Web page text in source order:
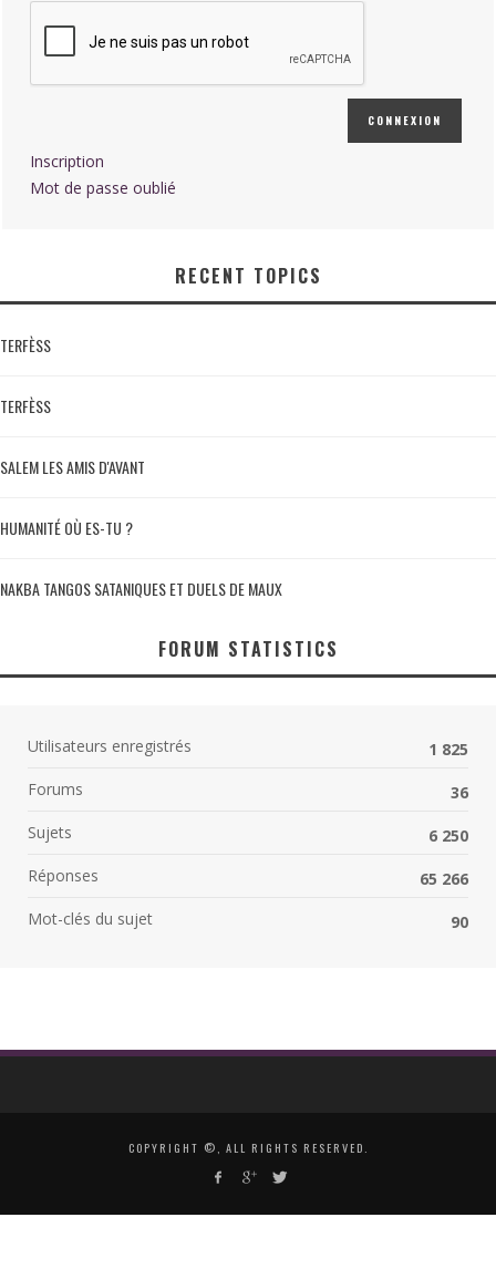
CONNEXION
Inscription
Mot de passe oublié
RECENT TOPICS
TERFÈSS
TERFÈSS
SALEM LES AMIS D'AVANT
HUMANITÉ OÙ ES-TU ?
NAKBA TANGOS SATANIQUES ET DUELS DE MAUX
FORUM STATISTICS
Utilisateurs enregistrés
1 825
Forums
36
Sujets
6 250
Réponses
65 266
Mot-clés du sujet
90
COPYRIGHT ©, ALL RIGHTS RESERVED.